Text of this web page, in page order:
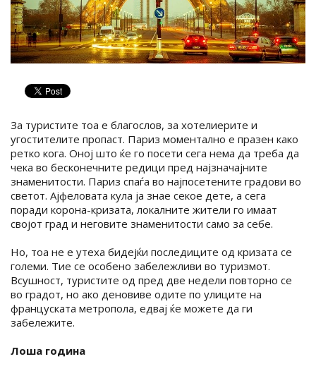
За туристите тоа е благослов, за хотелиерите и
угостителите пропаст. Париз моментално е празен како
ретко кога. Оној што ќе го посети сега нема да треба да
чека во бесконечните редици пред најзначајните
знаменитости. Париз спаѓа во најпосетените градови во
светот. Ајфеловата кула ја знае секое дете, а сега
поради корона-кризата, локалните жители го имаат
својот град и неговите знаменитости само за себе.
Но, тоа не е утеха бидејќи последиците од кризата се
големи. Тие се особено забележливи во туризмот.
Всушност, туристите од пред две недели повторно се
во градот, но ако деновиве одите по улиците на
француската метропола, едвај ќе можете да ги
забележите.
Лоша година